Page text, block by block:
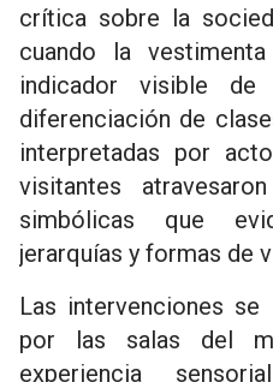
crítica sobre la
cuando la
indicador visible de
diferenciación de
interpretadas por
visitantes
simbólicas que
jerarquías y formas de
Las intervenciones
por las salas del
experiencia